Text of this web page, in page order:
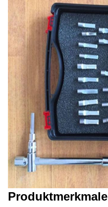
Produktmerkmale